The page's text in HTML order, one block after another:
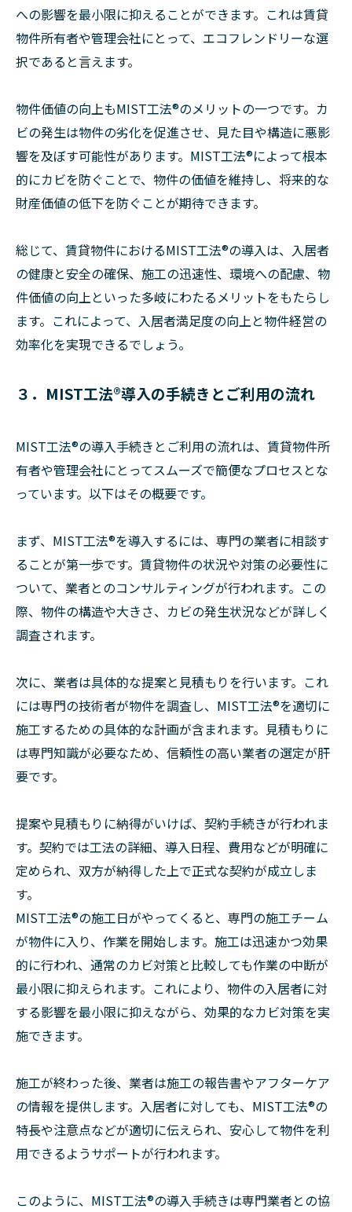
への影響を最小限に抑えることができます。これは賃貸
物件所有者や管理会社にとって、エコフレンドリーな選
択であると言えます。
物件価値の向上もMIST工法®のメリットの一つです。カ
ビの発生は物件の劣化を促進させ、見た目や構造に悪影
響を及ぼす可能性があります。MIST工法®によって根本
的にカビを防ぐことで、物件の価値を維持し、将来的な
財産価値の低下を防ぐことが期待できます。
総じて、賃貸物件におけるMIST工法®の導入は、入居者
の健康と安全の確保、施工の迅速性、環境への配慮、物
件価値の向上といった多岐にわたるメリットをもたらし
ます。これによって、入居者満足度の向上と物件経営の
効率化を実現できるでしょう。
３．MIST工法®導入の手続きとご利用の流れ
MIST工法®の導入手続きとご利用の流れは、賃貸物件所
有者や管理会社にとってスムーズで簡便なプロセスとな
っています。以下はその概要です。
まず、MIST工法®を導入するには、専門の業者に相談す
ることが第一歩です。賃貸物件の状況や対策の必要性に
ついて、業者とのコンサルティングが行われます。この
際、物件の構造や大きさ、カビの発生状況などが詳しく
調査されます。
次に、業者は具体的な提案と見積もりを行います。これ
には専門の技術者が物件を調査し、MIST工法®を適切に
施工するための具体的な計画が含まれます。見積もりに
は専門知識が必要なため、信頼性の高い業者の選定が肝
要です。
提案や見積もりに納得がいけば、契約手続きが行われま
す。契約では工法の詳細、導入日程、費用などが明確に
定められ、双方が納得した上で正式な契約が成立しま
す。
MIST工法®の施工日がやってくると、専門の施工チーム
が物件に入り、作業を開始します。施工は迅速かつ効果
的に行われ、通常のカビ対策と比較しても作業の中断が
最小限に抑えられます。これにより、物件の入居者に対
する影響を最小限に抑えながら、効果的なカビ対策を実
施できます。
施工が終わった後、業者は施工の報告書やアフターケア
の情報を提供します。入居者に対しても、MIST工法®の
特長や注意点などが適切に伝えられ、安心して物件を利
用できるようサポートが行われます。
このように、MIST工法®の導入手続きは専門業者との協